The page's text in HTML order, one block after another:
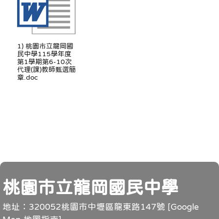
1) 桃園市立龍岡國
民中學115學年度
第1學期第6-10次
代理(課)教師甄選簡
章.doc
頁尾
桃園市立龍岡國民中學
地址：320052桃園市中壢區龍東路147號 [Google